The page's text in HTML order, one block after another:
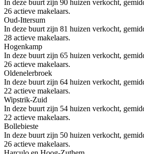
In deze buurt zijn 90 huizen verkocht,
26 actieve makelaars.
Oud-Ittersum
In deze buurt zijn 81 huizen verkocht,
28 actieve makelaars.
Hogenkamp
In deze buurt zijn 65 huizen verkocht,
26 actieve makelaars.
Oldenelerbroek
In deze buurt zijn 64 huizen verkocht,
22 actieve makelaars.
Wipstrik-Zuid
In deze buurt zijn 54 huizen verkocht,
22 actieve makelaars.
Bollebieste
In deze buurt zijn 50 huizen verkocht,
26 actieve makelaars.